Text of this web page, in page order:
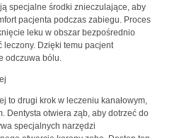
specjalne środki znieczulające, aby
pacjenta podczas zabiegu. Proces
leku w obszar bezpośrednio
leczony. Dzięki temu pacjent
odczuwa bólu.
to drugi krok w leczeniu kanałowym,
Dentysta otwiera ząb, aby dotrzeć do
specjalnych narzędzi